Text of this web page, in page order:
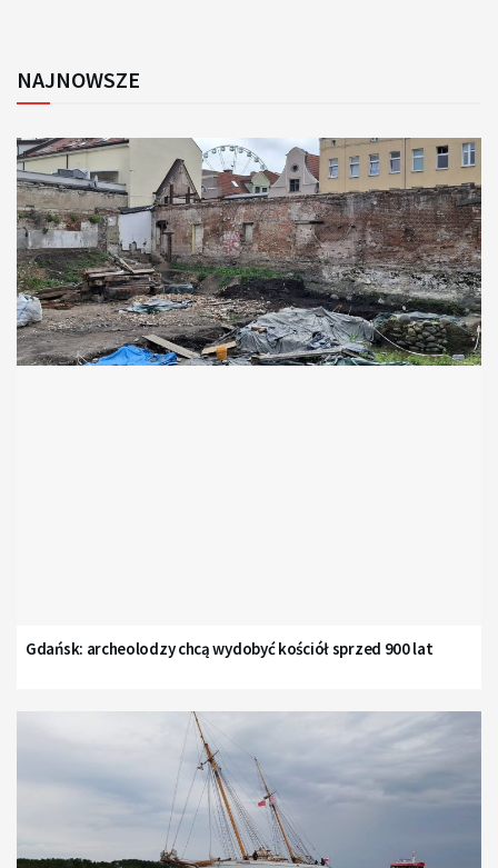
NAJNOWSZE
Gdańsk: archeolodzy chcą wydobyć kościół sprzed 900 lat